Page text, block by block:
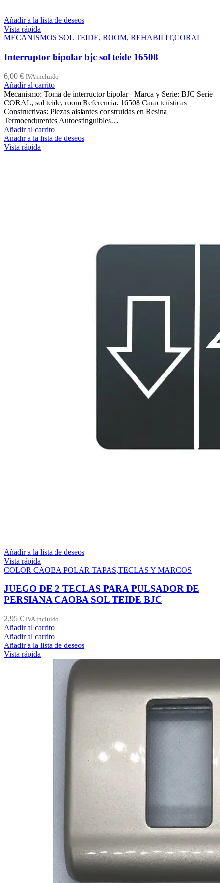
Añadir a la lista de deseos
Vista rápida
MECANISMOS SOL TEIDE, ROOM, REHABILIT,CORAL
Interruptor bipolar bjc sol teide 16508
6,00 € IVA incluido
Añadir al carrito
Mecanismo: Toma de interructor bipolar Marca y Serie: BJC Serie
CORAL, sol teide, room Referencia: 16508 Características
Constructivas: Piezas aislantes construidas en Resina
Termoendurentes Autoestinguibles…
Añadir al carrito
Añadir a la lista de deseos
Vista rápida
Añadir a la lista de deseos
Vista rápida
COLOR CAOBA POLAR TAPAS,TECLAS Y MARCOS
JUEGO DE 2 TECLAS PARA PULSADOR DE
PERSIANA CAOBA SOL TEIDE BJC
2,95 € IVA incluido
Añadir al carrito
Añadir al carrito
Añadir a la lista de deseos
Vista rápida